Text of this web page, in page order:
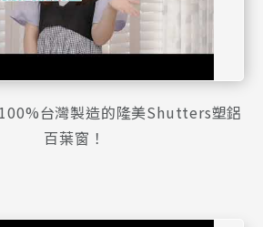
台灣製造的隆美Shutters塑鋁
百葉窗！